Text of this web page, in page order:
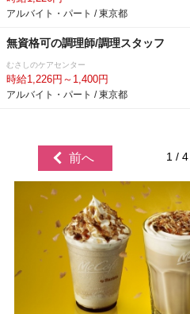
アルバイト・パート / 東京都
無資格可の調理師/調理スタッフ
むさしのケアセンター
時給1,226円～1,400円
アルバイト・パート / 東京都
前へ 1 / 4